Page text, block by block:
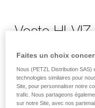
Veste HI-
NEWTON
Veste haute visibilité
Veste de couleur
réfléchissantes donnant
Faites un choix
Nous (PETZL Distribution
technologies similaires pour
Site, pour personnaliser notre
trafic. Nous partageons
sur notre Site, avec nos